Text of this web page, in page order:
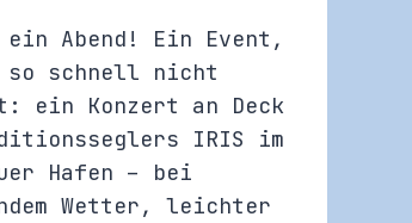
ein Abend! Ein Event,
so schnell nicht
ein Konzert an Deck
IRIS im
Hafen – bei
Wetter, leichter